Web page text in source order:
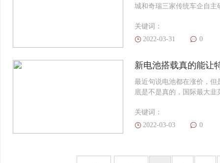
城和奇瑞三家传统车企自
说还是相对陌生的，其中
着1挡变速机构、2挡变速
关键词：
2022-03-31
0
新电池搭载真的能让
最近句说电池都在涨价，
底是不是真的，国际最大
关键词：
2022-03-03
0